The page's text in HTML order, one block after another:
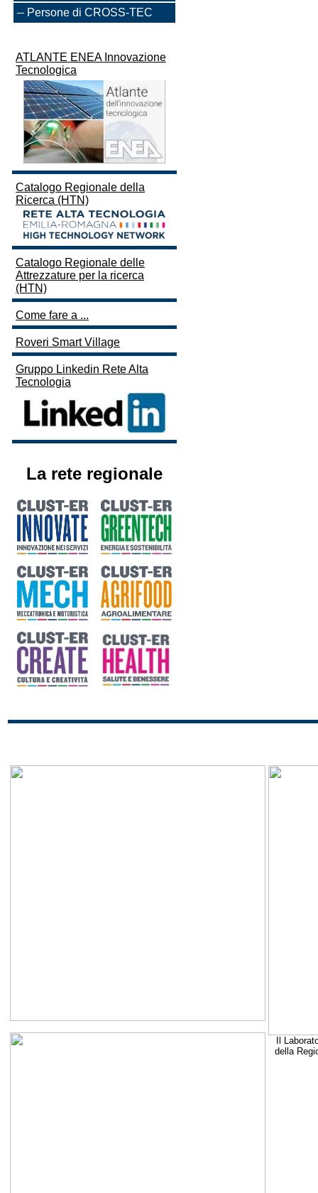
Persone di CROSS-TEC
ATLANTE ENEA Innovazione
Tecnologica
Catalogo Regionale della
Ricerca (HTN)
Catalogo Regionale delle
Attrezzature per la ricerca
(HTN)
Come fare a ...
Roveri Smart Village
Gruppo Linkedin Rete Alta
Tecnologia
La rete regionale
Il
della